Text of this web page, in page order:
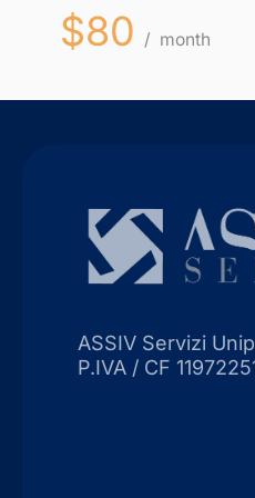
$80 month
ASSIV Servizi
P.IVA / CF